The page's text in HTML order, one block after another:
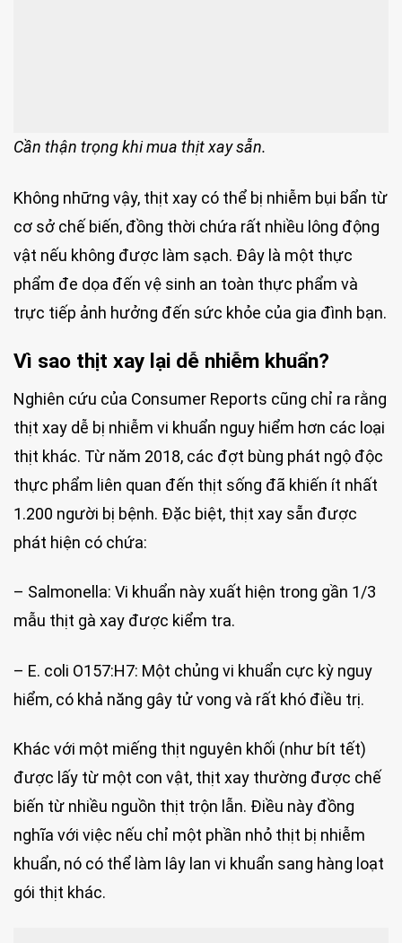
Cần thận trọng khi mua thịt xay sẵn.
Không những vậy, thịt xay có thể bị nhiễm bụi bẩn từ
cơ sở chế biến, đồng thời chứa rất nhiều lông động
vật nếu không được làm sạch. Đây là một thực
phẩm đe dọa đến vệ sinh an toàn thực phẩm và
trực tiếp ảnh hưởng đến sức khỏe của gia đình bạn.
Vì sao thịt xay lại dễ nhiễm khuẩn?
Nghiên cứu của Consumer Reports cũng chỉ ra rằng
thịt xay dễ bị nhiễm vi khuẩn nguy hiểm hơn các loại
thịt khác. Từ năm 2018, các đợt bùng phát ngộ độc
thực phẩm liên quan đến thịt sống đã khiến ít nhất
1.200 người bị bệnh. Đặc biệt, thịt xay sẵn được
phát hiện có chứa:
– Salmonella: Vi khuẩn này xuất hiện trong gần 1/3
mẫu thịt gà xay được kiểm tra.
– E. coli O157:H7: Một chủng vi khuẩn cực kỳ nguy
hiểm, có khả năng gây tử vong và rất khó điều trị.
Khác với một miếng thịt nguyên khối (như bít tết)
được lấy từ một con vật, thịt xay thường được chế
biến từ nhiều nguồn thịt trộn lẫn. Điều này đồng
nghĩa với việc nếu chỉ một phần nhỏ thịt bị nhiễm
khuẩn, nó có thể làm lây lan vi khuẩn sang hàng loạt
gói thịt khác.